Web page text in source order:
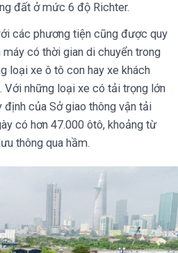
đất ở mức 6 độ Richter.
các phương tiện cũng được quy
có thời gian di chuyển trong
loại xe ô tô con hay xe khách
những loại xe có tải trọng lớn
của Sở giao thông vận tải
có hơn 47.000 ôtô, khoảng từ
thông qua hầm.